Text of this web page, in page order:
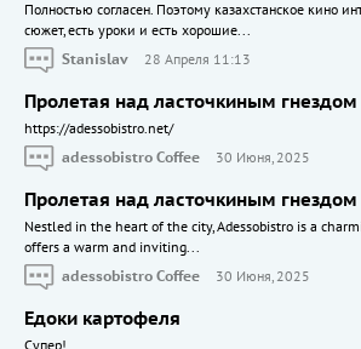
Полностью согласен. Поэтому казахстанское кино
сюжет, есть уроки и есть хорошие...
Stanislav
28 Апреля 11:13
Пролетая над ласточкиным гнездом
https://adessobistro.net/
adessobistro Coffee
30 Июня, 2025
Пролетая над ласточкиным гнездом
Nestled in the heart of the city, Adessobistro is a
offers a warm and inviting...
adessobistro Coffee
30 Июня, 2025
Едоки картофеля